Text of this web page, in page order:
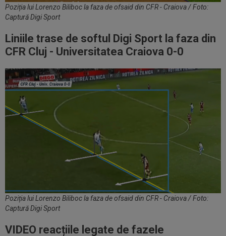
Poziția lui Lorenzo Biliboc la faza de ofsaid din CFR - Craiova / Foto:
Captură Digi Sport
Liniile trase de softul Digi Sport la faza din
CFR Cluj - Universitatea Craiova 0-0
Poziția lui Lorenzo Biliboc la faza de ofsaid din CFR - Craiova / Foto:
Captură Digi Sport
VIDEO reacțiile legate de fazele